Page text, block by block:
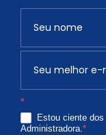
*
Estou ciente dos
Administradora.*
v
ê